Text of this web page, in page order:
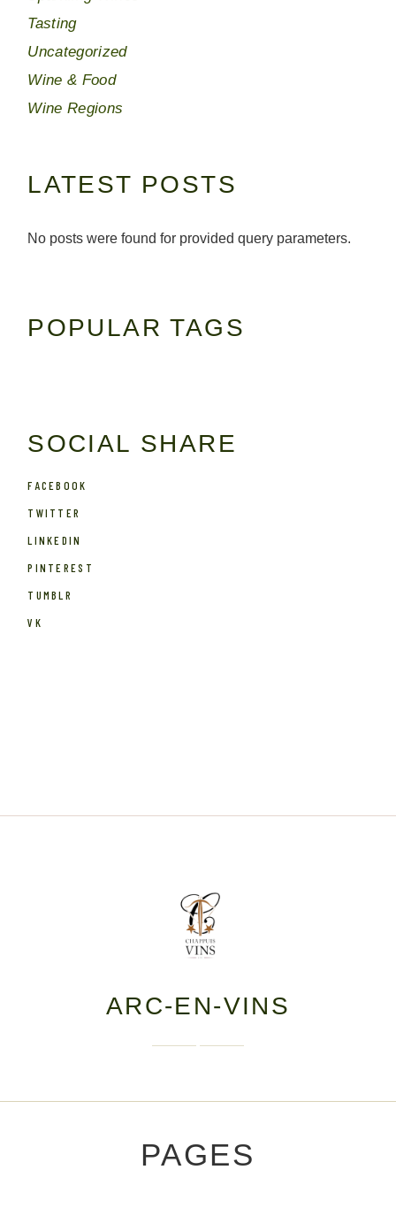
Tasting
Uncategorized
Wine & Food
Wine Regions
LATEST POSTS
No posts were found for provided query parameters.
POPULAR TAGS
SOCIAL SHARE
FACEBOOK
TWITTER
LINKEDIN
PINTEREST
TUMBLR
VK
ARC-EN-VINS
PAGES